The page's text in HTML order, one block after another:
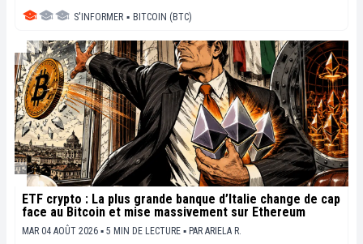
S'INFORMER ▪ BITCOIN (BTC)
ETF crypto : La plus grande banque d’Italie change de cap
face au Bitcoin et mise massivement sur Ethereum
MAR 04 AOÛT 2026 ▪ 5 MIN DE LECTURE ▪ PAR ARIELA R.